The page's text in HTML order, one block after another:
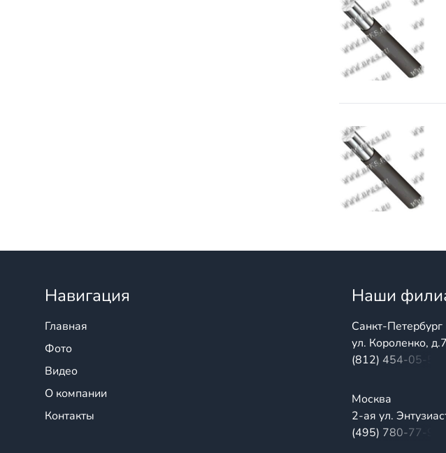
Навигация
Главная
Фото
Видео
О компании
Контакты
Наши
Санкт-Петербург
ул. Короленко,
(812) 454-05-54
Москва
2-ая ул.
(495) 780-77-98